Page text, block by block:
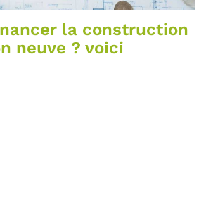
la construction
neuve ? voici